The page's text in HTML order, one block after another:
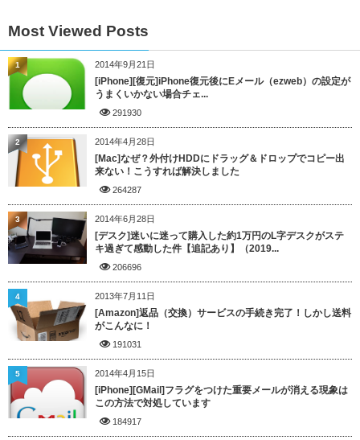
Most Viewed Posts
2014年9月21日
[iPhone][復元]iPhone復元後にEメール（ezweb）の設定が
うまくいかない場合チェ...
291930
1
2014年4月28日
[Mac]なぜ？外付けHDDにドラッグ＆ドロップでコピー出
来ない！こうすれば解決しました
264287
2
2014年6月28日
[デスク]迷いに迷って購入した約1万円のL字デスクがステ
キ過ぎて感動した件【追記あり】（2019...
206696
3
2013年7月11日
[Amazon]返品（交換）サービスの手続き完了！しかし送料
がこんなに！
191031
4
2014年4月15日
[iPhone][GMail]フラグをつけた重要メールが消える現象は
この方法で対処しています
184917
5